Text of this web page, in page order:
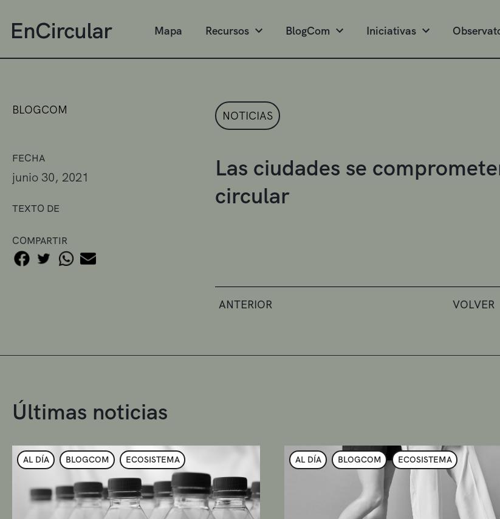
Mapa Recursos BlogCom Iniciativas
BLOGCOM
FECHA
junio 30, 2021
TEXTO DE
COMPARTIR
NOTICIAS
Las ciudades se
circular
ANTERIOR VOLVER
Últimas noticias
AL DÍA BLOGCOM ECOSISTEMA AL DÍA BLOGCOM ECOSISTEMA